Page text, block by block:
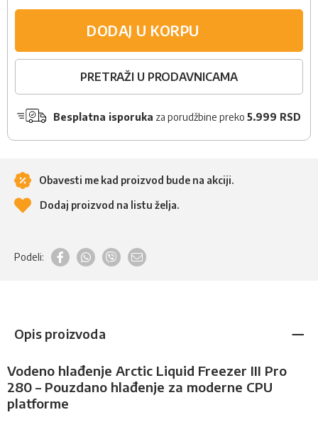
DODAJ U KORPU
PRETRAŽI U PRODAVNICAMA
Besplatna isporuka za porudžbine preko 5.999 RSD
Obavesti me kad proizvod bude na akciji.
Dodaj proizvod na listu želja.
Podeli:
Opis proizvoda
Vodeno hlađenje Arctic Liquid Freezer III Pro
280 – Pouzdano hlađenje za moderne CPU
platforme